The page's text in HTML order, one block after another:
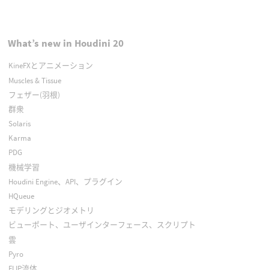
What’s new in Houdini 20
KineFXとアニメーション
Muscles & Tissue
フェザー(羽根)
群衆
Solaris
Karma
PDG
機械学習
Houdini Engine、API、プラグイン
HQueue
モデリングとジオメトリ
ビューポート、ユーザインターフェース、スクリプト
雲
Pyro